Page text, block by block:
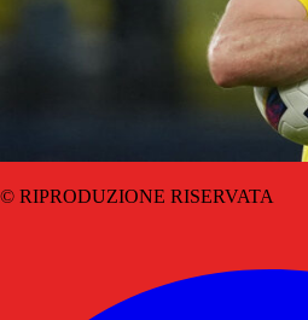
© RIPRODUZIONE RISERVATA